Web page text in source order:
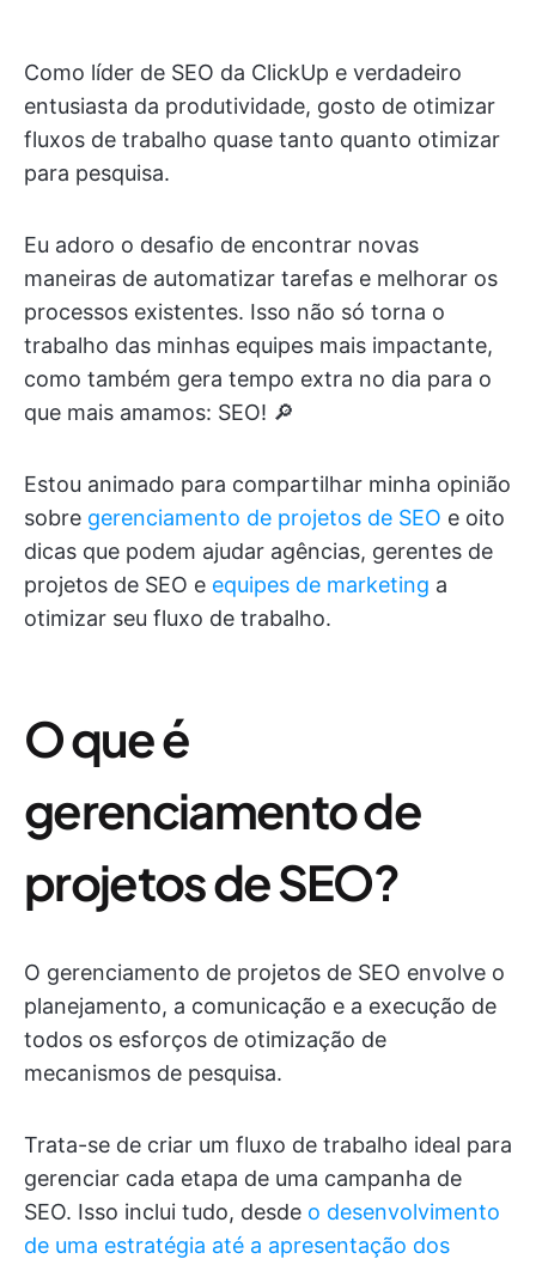
Como líder de SEO da ClickUp e verdadeiro
entusiasta da produtividade, gosto de otimizar
fluxos de trabalho quase tanto quanto otimizar
para pesquisa.
Eu adoro o desafio de encontrar novas
maneiras de automatizar tarefas e melhorar os
processos existentes. Isso não só torna o
trabalho das minhas equipes mais impactante,
como também gera tempo extra no dia para o
que mais amamos: SEO! 🔎
Estou animado para compartilhar minha opinião
sobre gerenciamento de projetos de SEO e oito
dicas que podem ajudar agências, gerentes de
projetos de SEO e equipes de marketing a
otimizar seu fluxo de trabalho.
O que é
gerenciamento de
projetos de SEO?
O gerenciamento de projetos de SEO envolve o
planejamento, a comunicação e a execução de
todos os esforços de otimização de
mecanismos de pesquisa.
Trata-se de criar um fluxo de trabalho ideal para
gerenciar cada etapa de uma campanha de
SEO. Isso inclui tudo, desde o desenvolvimento
de uma estratégia até a apresentação dos